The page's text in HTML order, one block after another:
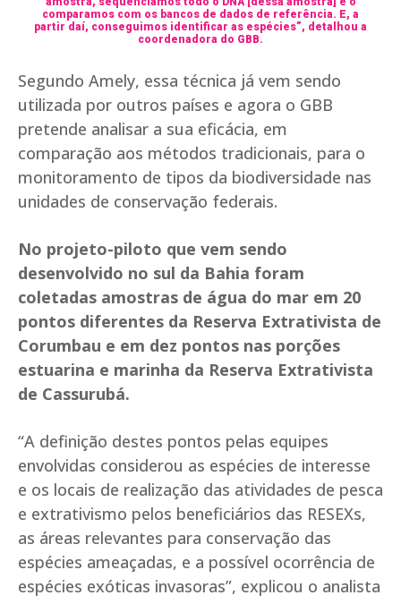
comparamos com os bancos de dados de referência. E, a
partir daí, conseguimos identificar as espécies”, detalhou a
coordenadora do GBB.
Segundo Amely, essa técnica já vem sendo
utilizada por outros países e agora o GBB
pretende analisar a sua eficácia, em
comparação aos métodos tradicionais, para o
monitoramento de tipos da biodiversidade nas
unidades de conservação federais.
No projeto-piloto que vem sendo
desenvolvido no sul da Bahia foram
coletadas amostras de água do mar em 20
pontos diferentes da Reserva Extrativista de
Corumbau e em dez pontos nas porções
estuarina e marinha da Reserva Extrativista
de Cassurubá.
“A definição destes pontos pelas equipes
envolvidas considerou as espécies de interesse
e os locais de realização das atividades de pesca
e extrativismo pelos beneficiários das RESEXs,
as áreas relevantes para conservação das
espécies ameaçadas, e a possível ocorrência de
espécies exóticas invasoras”, explicou o analista